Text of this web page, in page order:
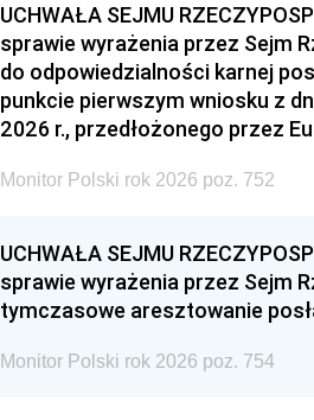
UCHWAŁA SEJMU
sprawie wyrażenia przez Sejm
do odpowiedzialności karnej
punkcie pierwszym wniosku z
2026 r., przedłożonego przez
Monitor Polski rok 2026 poz. 752
UCHWAŁA SEJMU
sprawie wyrażenia przez Sejm
tymczasowe aresztowanie
Monitor Polski rok 2026 poz. 754